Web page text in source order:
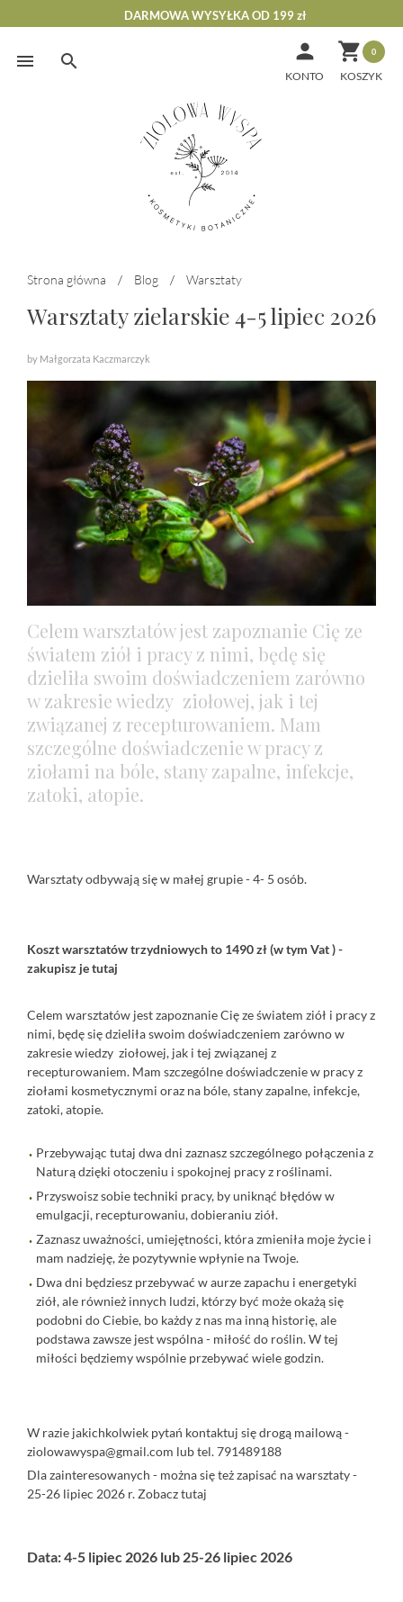
Skip
DARMOWA WYSYŁKA OD 199 zł
 0

KONTO
Strona główna / Blog / Warsztaty
Warsztaty zielarskie 4-5 lipiec 2026
by Małgorzata Kaczmarczyk
Celem warsztatów jest zapoznanie Cię ze
światem ziół i pracy z nimi, będę się
dzieliła swoim doświadczeniem zarówno
w zakresie wiedzy ziołowej, jak i tej
związanej z recepturowaniem. Mam
szczególne doświadczenie w pracy z
ziołami na bóle, stany zapalne, infekcje,
zatoki, atopie.
Warsztaty odbywają się w małej grupie - 4- 5 osób.
Koszt warsztatów trzydniowych to 1490 zł (w tym Vat ) -
zakupisz jetutaj
Celem warsztatów jest zapoznanie Cię ze światem ziół i pracy z
nimi, będę się dzieliła swoim doświadczeniem zarówno w
zakresie wiedzy ziołowej, jak i tej związanej z
recepturowaniem. Mam szczególne doświadczenie w pracy z
ziołami kosmetycznymi oraz na bóle, stany zapalne, infekcje,
zatoki, atopie.
Przebywając tutaj dwa dni zaznasz szczególnego połączenia z
Naturą dzięki otoczeniu i spokojnej pracy z roślinami.
Przyswoisz sobie techniki pracy, by uniknąć błędów w
emulgacji, recepturowaniu, dobieraniu ziół.
Zaznasz uważności, umiejętności, która zmieniła moje życie i
mam nadzieję, że pozytywnie wpłynie na Twoje.
Dwa dni będziesz przebywać w aurze zapachu i energetyki
ziół, ale również innych ludzi, którzy być może okażą się
podobni do Ciebie, bo każdy z nas ma inną historię, ale
podstawa zawsze jest wspólna - miłość do roślin. W tej
miłości będziemy wspólnie przebywać wiele godzin.
W razie jakichkolwiek pytań kontaktuj się drogą mailową -
ziolowawyspa@gmail.com lub tel. 791489188
Dla zainteresowanych - można się też zapisać na warsztaty -
25-26 lipiec 2026 r. Zobacztutaj
Data: 4-5 lipiec 2026 lub 25-26 lipiec 2026